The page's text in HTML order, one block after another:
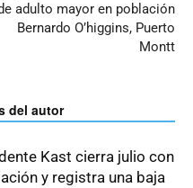
adulto mayor en población
Bernardo O’higgins, Puerto
Montt
del autor
Kast cierra julio con
y registra una baja